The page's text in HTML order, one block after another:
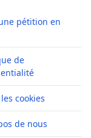
pétition en
de
cookies
de nous